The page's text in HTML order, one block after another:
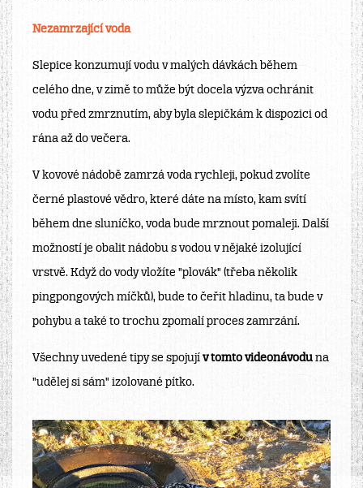
Nezamrzající voda
Slepice konzumují vodu v malých dávkách během
celého dne, v zimě to může být docela výzva ochránit
vodu před zmrznutím, aby byla slepičkám k dispozici od
rána až do večera.
V kovové nádobě zamrzá voda rychleji, pokud zvolíte
černé plastové vědro, které dáte na místo, kam svítí
během dne sluníčko, voda bude mrznout pomaleji. Další
možností je obalit nádobu s vodou v nějaké izolující
vrstvě. Když do vody vložíte "plovák" (třeba několik
pingpongových míčků), bude to čeřit hladinu, ta bude v
pohybu a také to trochu zpomalí proces zamrzání.
Všechny uvedené tipy se spojují v tomto videonávodu na
"udělej si sám" izolované pítko.